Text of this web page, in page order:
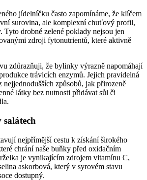
jídelníčku často zapomínáme, že klíčem
surovina, ale komplexní chuťový profil,
drobné zelené poklady nejsou jen
zdroji fytonutrientů, které aktivně
zdůrazňuji, že bylinky výrazně napomáhají
trávicích enzymů. Jejich pravidelná
nejjednodušších způsobů, jak přirozeně
látky bez nutnosti přidávat sůl či
nejpřímější cestu k získání širokého
chrání naše buňky před oxidačním
je vynikajícím zdrojem vitamínu C,
askorbová, který v syrovém stavu
dostupný.